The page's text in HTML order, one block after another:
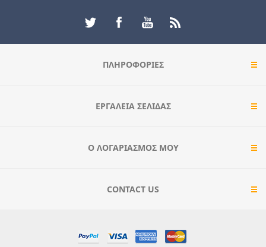
ΠΛΗΡΟΦΟΡΊΕΣ
ΕΡΓΑΛΕΊΑ ΣΕΛΊΔΑΣ
Ο ΛΟΓΑΡΙΑΣΜΌΣ ΜΟΥ
CONTACT US